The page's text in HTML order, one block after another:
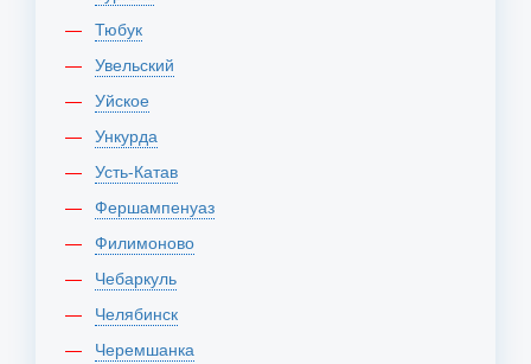
Тюбук
Увельский
Уйское
Ункурда
Усть-Катав
Фершампенуаз
Филимоново
Чебаркуль
Челябинск
Черемшанка